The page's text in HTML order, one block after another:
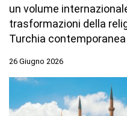
un volume
trasformazioni della
Turchia contemporanea
26 Giugno 2026